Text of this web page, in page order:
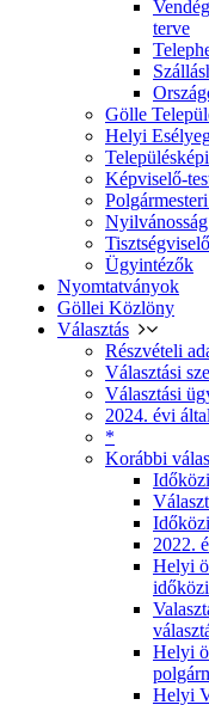
terve
Gölle
Helyi
Képviselő-
Nyilvánosság
Ügyintézők
Nyomtatványok
Göllei Közlöny
Választás
Részvételi
Választási
Választási
2024. évi
*
Korábbi
2022.
Helyi
időközi
Helyi
Helyi